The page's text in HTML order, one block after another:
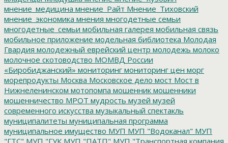
мнение_медицина мнение_Райт Мнение_Тиховский
мнение_экономика мнения многодетные семьи
многодетные_семьи мобильная галерея мобильная связь
мобильное приложение модельная библиотека Молодая
Гвардия молодежный еврейский центр молодежь молоко
молочное скотоводство МОМВД России
«Биробиджанский» мониторинг мониторинг цен морг
морепродукты Москва Московское дело мост Мост в
Нижнеленинском мотопомпа мошенник мошенники
мошенничество МРОТ мудрость музей музей
современного искусства музыкальный спектакль
муниципалитеты муниципальная программа
муниципальное имущество МУП МУП "Водоканал" МУП
"ГТС" МУП "ГУК МУП "ПАТП" МУП "Транспортная компания